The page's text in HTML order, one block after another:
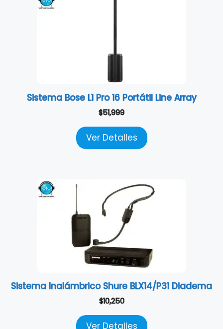
Sistema Bose L1 Pro 16 Portátil Line Array
$51,999
Ver Detalles
Sistema Inalámbrico Shure BLX14/P31 Diadema
$10,250
Ver Detalles